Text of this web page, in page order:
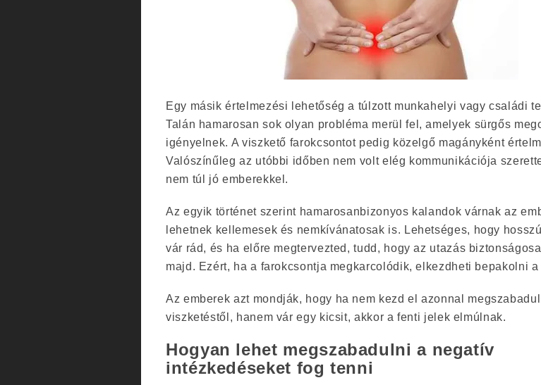
Egy másik értelmezési lehetőség a túlzott munkahelyi vagy családi
Talán hamarosan sok olyan probléma merül fel, amelyek sürgős
igényelnek. A viszkető farokcsontot pedig közelgő magányként
Valószínűleg az utóbbi időben nem volt elég kommunikációja
nem túl jó emberekkel.
Az egyik történet szerint hamarosanbizonyos kalandok várnak az
lehetnek kellemesek és nemkívánatosak is. Lehetséges, hogy
vár rád, és ha előre megtervezted, tudd, hogy az utazás
majd. Ezért, ha a farokcsontja megkarcolódik, elkezdheti bepakolni a
Az emberek azt mondják, hogy ha nem kezd el azonnal
viszketéstől, hanem vár egy kicsit, akkor a fenti jelek elmúlnak.
Hogyan lehet megszabadulni a negatív
intézkedéseket fog tenni